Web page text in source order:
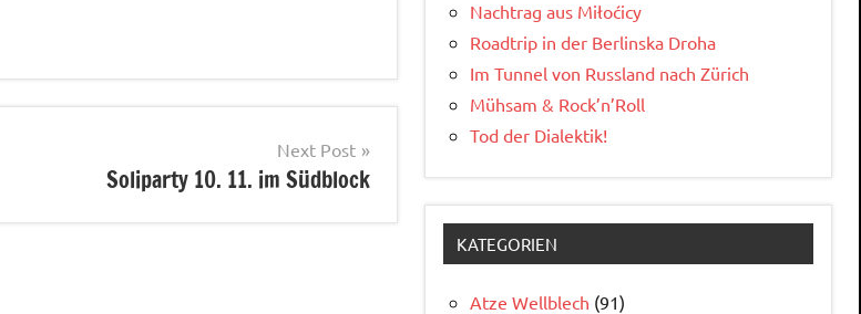
Next Post
Soliparty 10. 11. im Südblock
Nachtrag aus Miłoćicy
Roadtrip in der Berlinska Droha
Im Tunnel von Russland nach Zürich
Mühsam & Rock’n’Roll
Tod der Dialektik!
KATEGORIEN
Atze Wellblech (91)